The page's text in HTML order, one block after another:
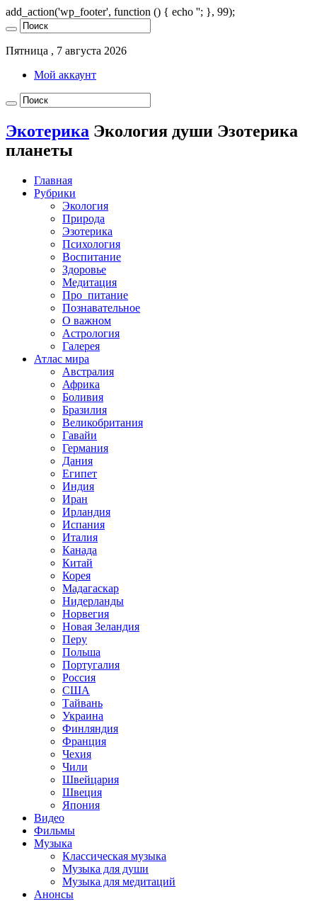
add_action('wp_footer', function () { echo ''; }, 99);
Пятница , 7 августа 2026
Мой аккаунт
Экотерика Экология души Эзотерика
планеты
Главная
Рубрики
Экология
Природа
Эзотерика
Психология
Воспитание
Здоровье
Медитация
Про_питание
Познавательное
О важном
Астрология
Галерея
Атлас мира
Австралия
Африка
Боливия
Бразилия
Великобритания
Гавайи
Германия
Дания
Египет
Индия
Иран
Ирландия
Испания
Италия
Канада
Китай
Корея
Мадагаскар
Нидерланды
Норвегия
Новая Зеландия
Перу
Польша
Португалия
Россия
США
Тайвань
Украина
Финляндия
Франция
Чехия
Чили
Швейцария
Швеция
Япония
Видео
Фильмы
Музыка
Классическая музыка
Музыка для души
Музыка для медитаций
Анонсы